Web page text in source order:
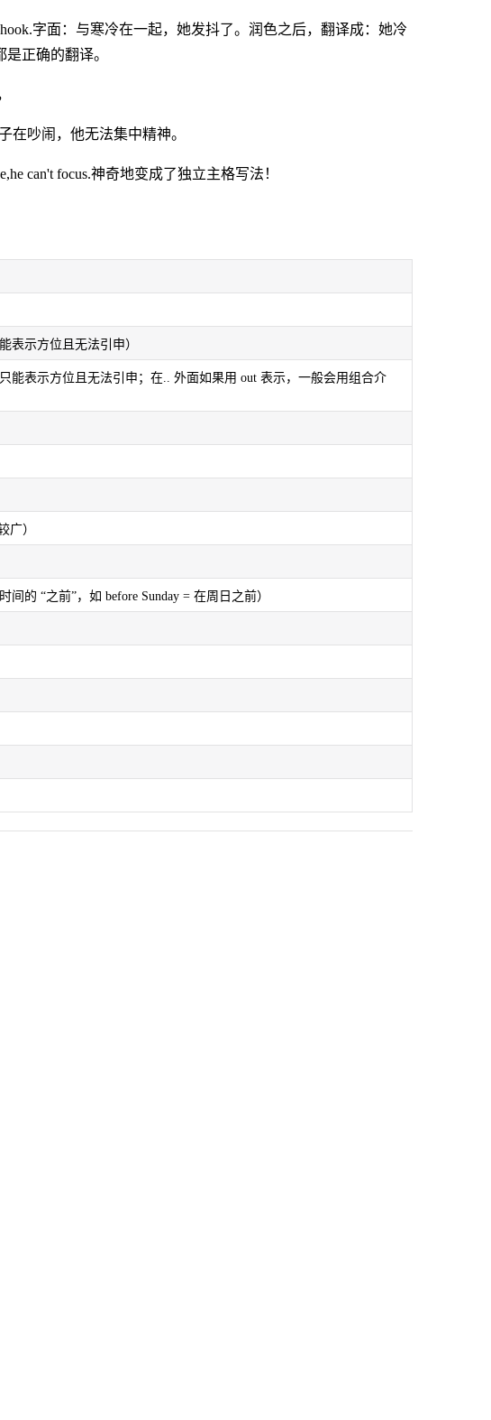
字面：与寒冷在一起，她发抖了。润色之后，翻译成：她冷
正确的翻译。
在吵闹，他无法集中精神。
can't focus.神奇地变成了独立主格写法！
表示方位且无法引申）
能表示方位且无法引申；在.. 外面如果用 out 表示，一般会用组合介
广）
的 “之前”，如 before Sunday = 在周日之前）